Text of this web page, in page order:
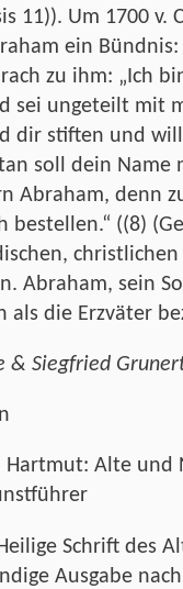
11)). Um 1700 v.
ein
zu ihm: „Ich
sei ungeteilt mit
dir stiften und
soll dein Name
Abraham, denn
bestellen.“ ((8)
Abraham, sein
als die Erzväter
& Siegfried
Hartmut: Alte und
Schrift des
Ausgabe